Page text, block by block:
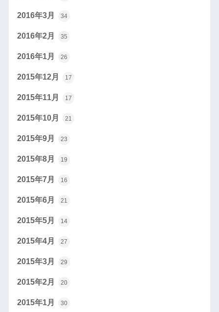
2016年3月 34
2016年2月 35
2016年1月 26
2015年12月 17
2015年11月 17
2015年10月 21
2015年9月 23
2015年8月 19
2015年7月 16
2015年6月 21
2015年5月 14
2015年4月 27
2015年3月 29
2015年2月 20
2015年1月 30